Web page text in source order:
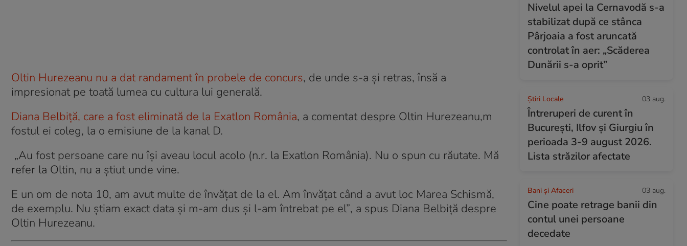
Oltin Hurezeanu nu a dat randament în probele de concurs, de unde s-a și retras, însă a
impresionat pe toată lumea cu cultura lui generală.
Diana Belbiță, care a fost eliminată de la Exatlon România, a comentat despre Oltin Hurezeanu,m
fostul ei coleg, la o emisiune de la kanal D.
„Au fost persoane care nu își aveau locul acolo (n.r. la Exatlon România). Nu o spun cu răutate. Mă
refer la Oltin, nu a știut unde vine.
E un om de nota 10, am avut multe de învățat de la el. Am învățat când a avut loc Marea Schismă,
de exemplu. Nu știam exact data și m-am dus și l-am întrebat pe el”, a spus Diana Belbiță despre
Oltin Hurezeanu.
Nivelul apei la Cernavodă s-a
stabilizat după ce stânca
Pârjoaia a fost aruncată
controlat în aer: „Scăderea
Dunării s-a oprit”
Știri Locale 03 aug.
Întreruperi de curent în
București, Ilfov și Giurgiu în
perioada 3-9 august 2026.
Lista străzilor afectate
Bani și Afaceri 03 aug.
Cine poate retrage banii din
contul unei persoane
decedate